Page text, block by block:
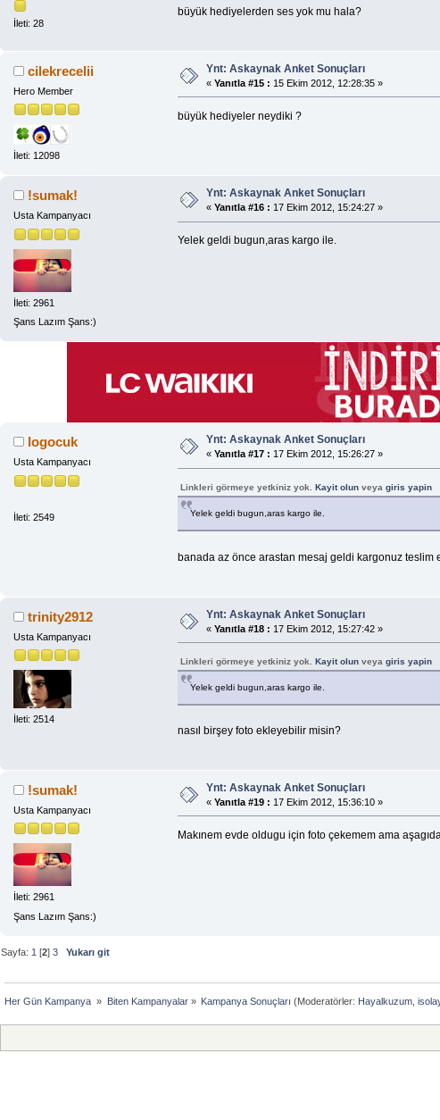
İleti: 28
büyük hediyelerden ses yok mu hala?
cilekrecelii
Hero Member
İleti: 12098
Ynt: Askaynak Anket Sonuçları
« Yanıtla #15 : 15 Ekim 2012, 12:28:35 »
büyük hediyeler neydiki ?
!sumak!
Usta Kampanyacı
İleti: 2961
Şans Lazım Şans:)
Ynt: Askaynak Anket Sonuçları
« Yanıtla #16 : 17 Ekim 2012, 15:24:27 »
Yelek geldi bugun,aras kargo ile.
logocuk
Usta Kampanyacı
İleti: 2549
Ynt: Askaynak Anket Sonuçları
« Yanıtla #17 : 17 Ekim 2012, 15:26:27 »
Linkleri görmeye yetkiniz yok. Kayit olunveya giris yapin
Yelek geldi bugun,aras kargo ile.
banada az önce arastan mesaj geldi kargonuz
trinity2912
Usta Kampanyacı
İleti: 2514
Ynt: Askaynak Anket Sonuçları
« Yanıtla #18 : 17 Ekim 2012, 15:27:42 »
Linkleri görmeye yetkiniz yok. Kayit olunveya giris yapin
Yelek geldi bugun,aras kargo ile.
nasıl birşey foto ekleyebilir misin?
!sumak!
Usta Kampanyacı
İleti: 2961
Şans Lazım Şans:)
Ynt: Askaynak Anket Sonuçları
« Yanıtla #19 : 17 Ekim 2012, 15:36:10 »
Makınem evde oldugu için foto çekemem ama
Sayfa: 1 [2]3
Yukarı git
Her Gün Kampanya » Biten Kampanyalar» Kampanya Sonuçları (Moderatörler: Hayalkuzum,